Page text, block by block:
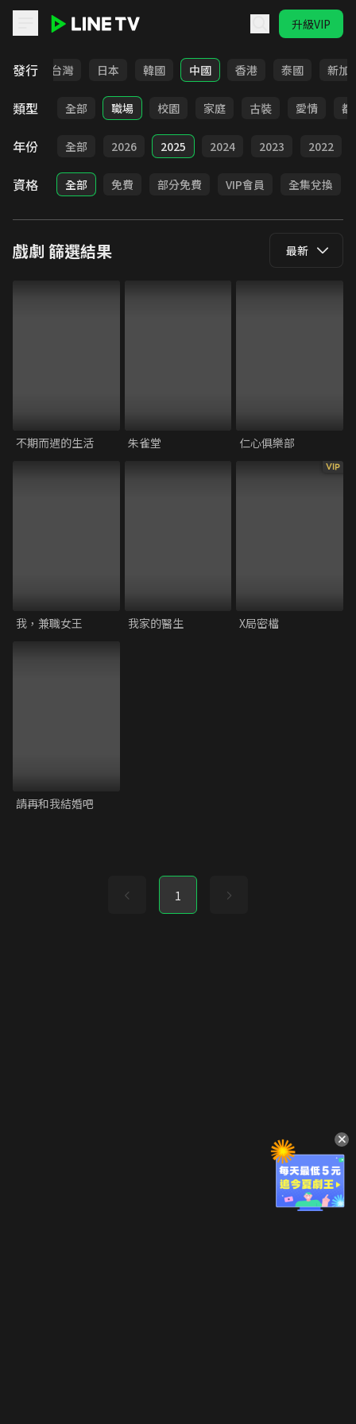
升級VIP
發行
全部 台灣 日本 韓國 中國 香港 泰國 新加
類型 全部 職場 校園 家庭 古裝 愛情 都
年份 全部 2026 2025 2024 2023 2022
資格 全部 免費 部分免費 VIP會員 全集兌換
戲劇 篩選結果 最新
不期而遇的生活 朱雀堂 仁心俱樂部
我，兼職女王 我家的醫生
VIP
X局密檔
請再和我結婚吧
1